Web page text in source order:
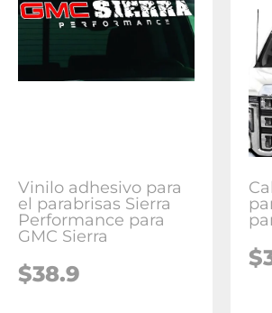
Vinilo adhesivo para
el parabrisas Sierra
Performance para
GMC Sierra
$38.9